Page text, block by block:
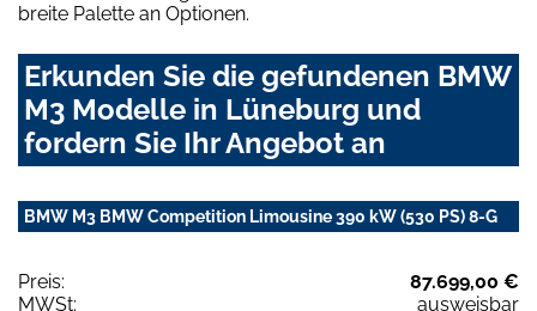
breite Palette an Optionen.
Erkunden Sie die gefundenen BMW
M3 Modelle in Lüneburg und
fordern Sie Ihr Angebot an
BMW M3 BMW Competition Limousine 390 kW (530 PS) 8-G
Preis:
87.699,00 €
MWSt:
ausweisbar